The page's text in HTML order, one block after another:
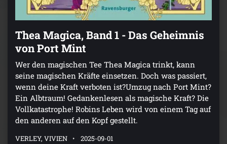
Thea Magica, Band 1 - Das Geheimnis
von Port Mint
Wer den magischen Tee Thea Magica trinkt, kann
seine magischen Kräfte einsetzen. Doch was passiert,
wenn deine Kraft verboten ist?Umzug nach Port Mint?
Ein Albtraum! Gedankenlesen als magische Kraft? Die
Vollkatastrophe! Robins Leben wird von einem Tag auf
den anderen auf den Kopf gestellt.
VERLEY, VIVIEN 2025-09-01